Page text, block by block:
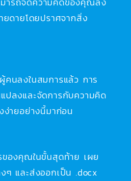
ยดายโดยปราศจากสิ่ง
คนลงในสมการแล้ว การ
ปลงและจัดการกับความคิด
ง่ายอย่างนี้มาก่อน
ของคุณในขั้นสุดท้าย เผย
ๆ และส่งออกเป็น .docx